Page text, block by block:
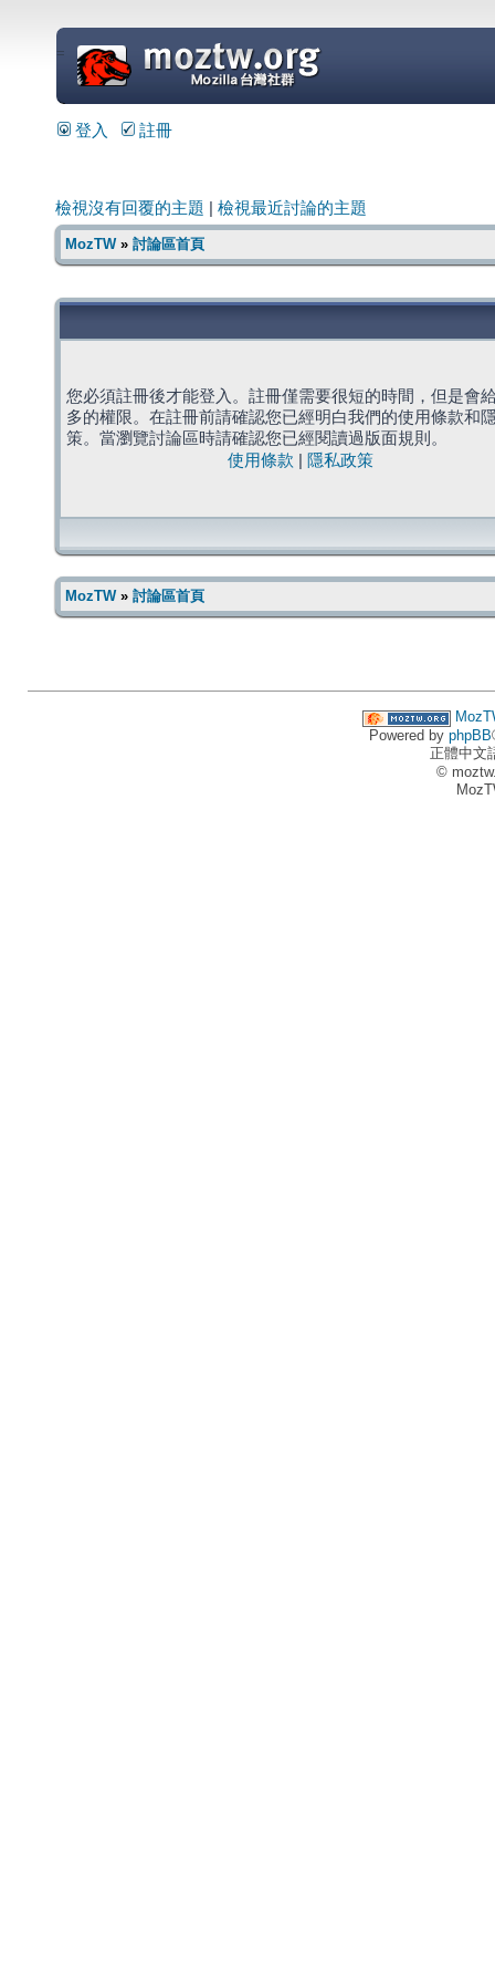
=
登入 註冊
檢視沒有回覆的主題 檢視最近討論的主題
MozTW» 討論區首頁
您必須註冊後才能登入。註冊僅需要很短的時間，但是會
多的權限。在註冊前請確認您已經明白我們的使用條款和
策。當瀏覽討論區時請確認您已經閱讀過版面規則。
使用條款
隱私政策
MozTW» 討論區首頁
Powered by phpBB
正體中文
©